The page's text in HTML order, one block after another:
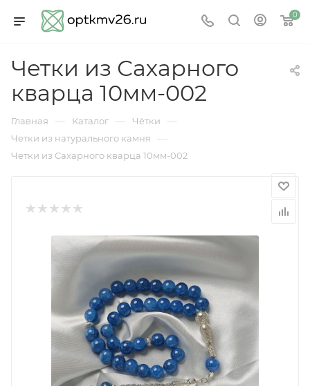
0
Четки из Сахарного
кварца 10мм-002
Главная — Каталог — Чётки —
Четки из натурального камня —
Четки из Сахарного кварца 10мм-002